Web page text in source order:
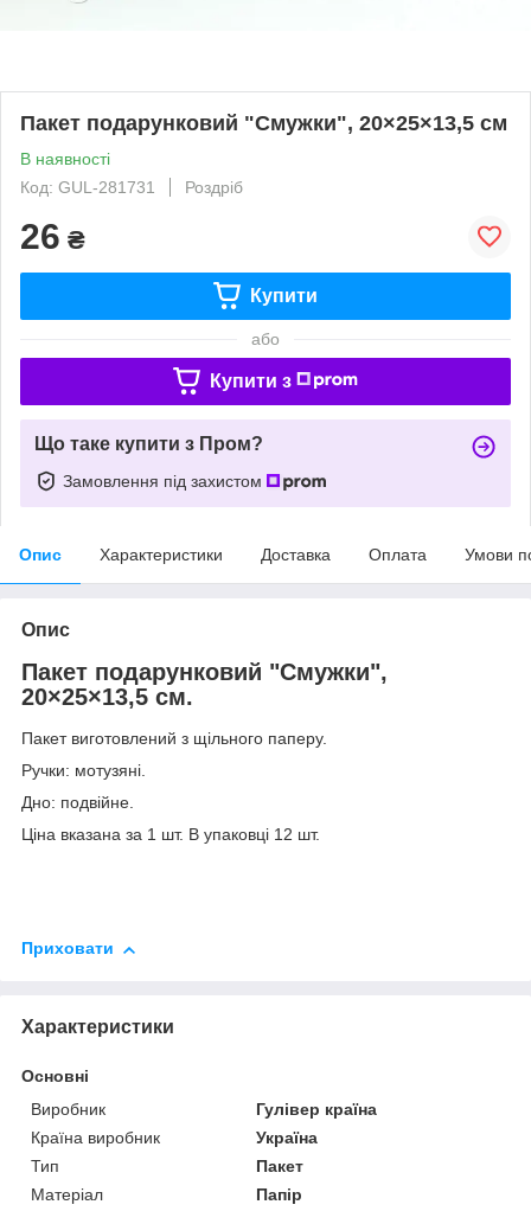
Пакет подарунковий "Смужки", 20×25×13,5 см
В наявності
Код: GUL-281731
Роздріб
26 ₴
Купити
або
Купити з
Що таке купити з Пром?
Замовлення під захистом
Опис Характеристики Доставка Оплата Умови
Опис
Пакет подарунковий "Смужки",
20×25×13,5 см.
Пакет виготовлений з щільного паперу.
Ручки: мотузяні.
Дно: подвійне.
Ціна вказана за 1 шт. В упаковці 12 шт.
Приховати
Характеристики
Основні
Виробник
Гулівер країна
Країна виробник
Україна
Тип
Пакет
Матеріал
Папір